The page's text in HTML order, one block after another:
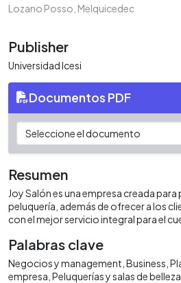
Lozano Posso, Melquicedec
Publisher
Universidad Icesi
Documentos PDF
Resumen
Joy Salón es una empresa creada
peluquería, además de ofrecer a los
con el mejor servicio integral para el
Palabras clave
Negocios y management Business
empresa Peluquerías y salas de belleza